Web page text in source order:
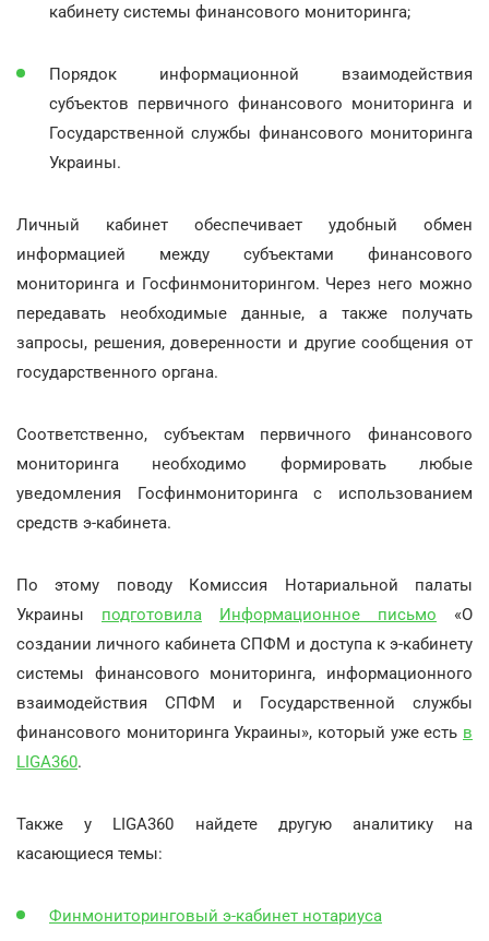
кабинету системы финансового мониторинга;
Порядок информационной взаимодействия
субъектов первичного финансового мониторинга и
Государственной службы финансового мониторинга
Украины.
Личный кабинет обеспечивает удобный обмен
информацией между субъектами финансового
мониторинга и Госфинмониторингом. Через него можно
передавать необходимые данные, а также получать
запросы, решения, доверенности и другие сообщения от
государственного органа.
Соответственно, субъектам первичного финансового
мониторинга необходимо формировать любые
уведомления Госфинмониторинга с использованием
средств э-кабинета.
По этому поводу Комиссия Нотариальной палаты
Украины подготовила Информационное письмо «О
создании личного кабинета СПФМ и доступа к э-кабинету
системы финансового мониторинга, информационного
взаимодействия СПФМ и Государственной службы
финансового мониторинга Украины», который уже есть в
LIGA360.
Также у LIGA360 найдете другую аналитику на
касающиеся темы:
Финмониторинговый э-кабинет нотариуса